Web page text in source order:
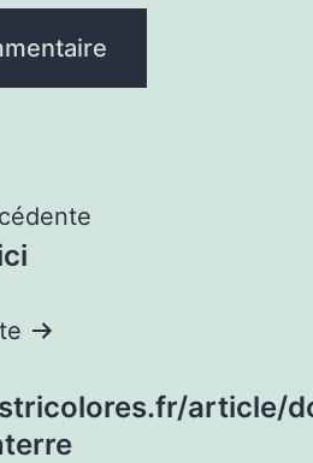
article/